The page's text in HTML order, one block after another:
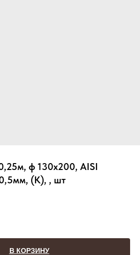
ф 130х200, AISI
(К), , шт
В КОРЗИНУ